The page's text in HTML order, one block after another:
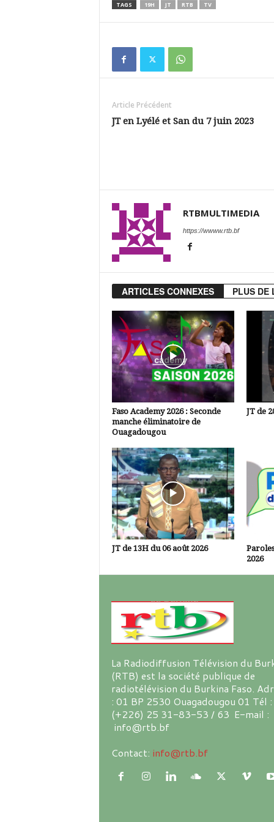
TAGS 19H JT RTB TV
Article Précédent
JT en Lyélé et San du 7 juin 2023
RTBMULTIMEDIA
https://wwww.rtb.bf
ARTICLES CONNEXES PLUS DE
Faso Academy 2026 : Seconde
manche éliminatoire de
Ouagadougou
JT de
JT de 13H du 06 août 2026
2026
La Radiodiffusion Télévision du
(RTB) est la société publique de
radiotélévision du Burkina Faso.
: 01 BP 2530 Ouagadougou 01 Tél :
(+226) 25 31-83-53 / 63 E-mail :
info@rtb.bf
Contact: info@rtb.bf